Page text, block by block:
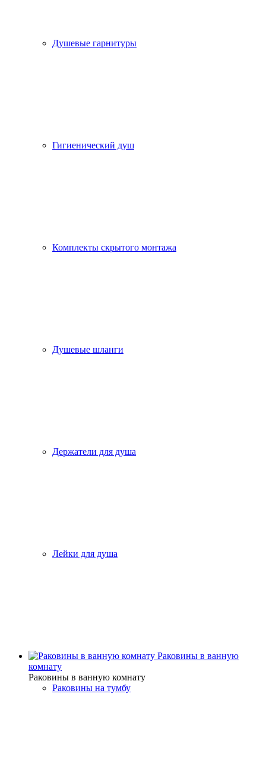
Душевые гарнитуры
Гигиенический душ
Комплекты скрытого монтажа
Душевые шланги
Держатели для душа
Лейки для душа
Раковины в ванную
комнату
Раковины в ванную комнату
Раковины на тумбу